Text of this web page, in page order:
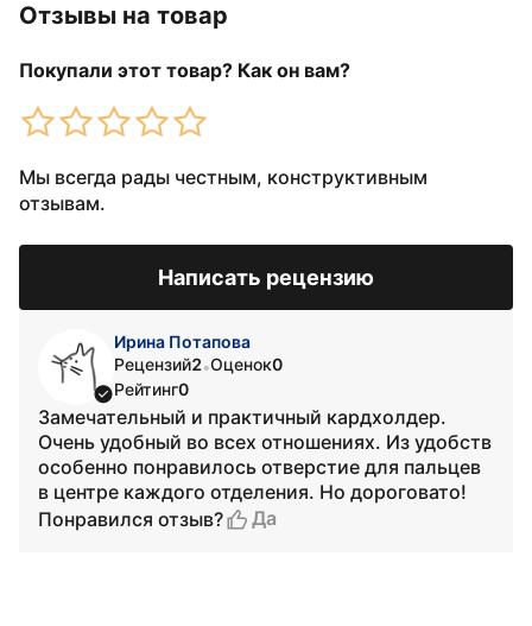
Отзывы на товар
Покупали этот товар? Как он вам?
Мы всегда рады честным, конструктивным
отзывам.
Написать рецензию
Ирина Потапова
Рецензий2•Оценок0
Рейтинг0
Замечательный и практичный кардхолдер.
Очень удобный во всех отношениях. Из удобств
особенно понравилось отверстие для пальцев
в центре каждого отделения. Но дороговато!
Понравился отзыв?
Да